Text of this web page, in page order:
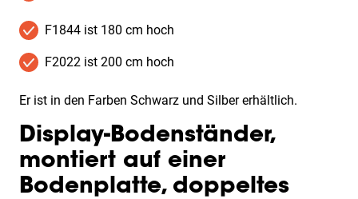
F1844 ist 180 cm hoch
F2022 ist 200 cm hoch
Er ist in den Farben Schwarz und Silber erhältlich.
Display-Bodenständer,
montiert auf einer
Bodenplatte, doppeltes